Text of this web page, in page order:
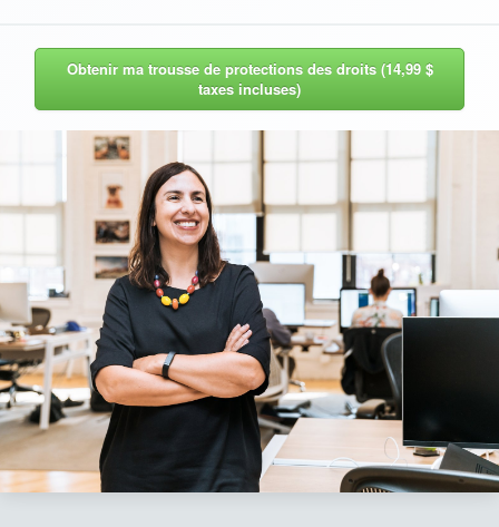
Obtenir ma trousse de protections des droits (14,99 $
taxes incluses)